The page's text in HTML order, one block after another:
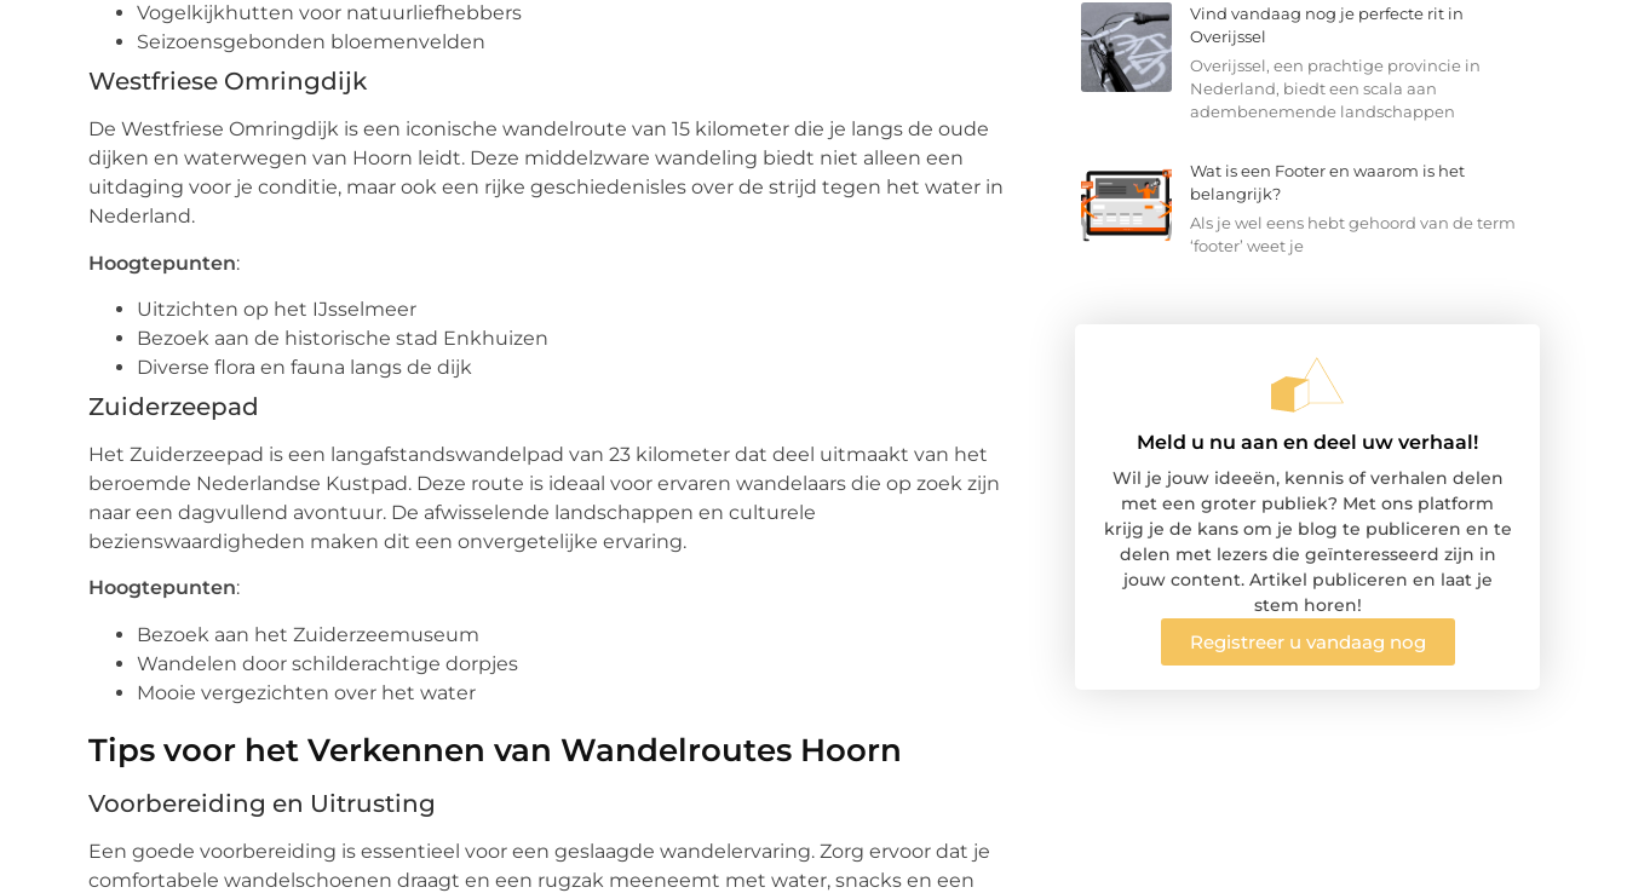
Vogelkijkhutten voor natuurliefhebbers
Seizoensgebonden bloemenvelden
Westfriese Omringdijk
De Westfriese Omringdijk is een iconische wandelroute van 15 kilometer die je langs de oude
dijken en waterwegen van Hoorn leidt. Deze middelzware wandeling biedt niet alleen een
uitdaging voor je conditie, maar ook een rijke geschiedenisles over de strijd tegen het water in
Nederland.
Hoogtepunten:
Uitzichten op het IJsselmeer
Bezoek aan de historische stad Enkhuizen
Diverse flora en fauna langs de dijk
Zuiderzeepad
Het Zuiderzeepad is een langafstandswandelpad van 23 kilometer dat deel uitmaakt van het
beroemde Nederlandse Kustpad. Deze route is ideaal voor ervaren wandelaars die op zoek zijn
naar een dagvullend avontuur. De afwisselende landschappen en culturele
bezienswaardigheden maken dit een onvergetelijke ervaring.
Hoogtepunten:
Bezoek aan het Zuiderzeemuseum
Wandelen door schilderachtige dorpjes
Mooie vergezichten over het water
Tips voor het Verkennen van Wandelroutes Hoorn
Voorbereiding en Uitrusting
Een goede voorbereiding is essentieel voor een geslaagde wandelervaring. Zorg ervoor dat je
comfortabele wandelschoenen draagt en een rugzak meeneemt met water, snacks en een
Vind vandaag nog je perfecte rit in
Overijssel
Overijssel, een prachtige provincie in
Nederland, biedt een scala aan
adembenemende landschappen
Wat is een Footer en waarom is het
belangrijk?
Als je wel eens hebt gehoord van de term
‘footer’ weet je
Meld u nu aan en deel uw verhaal!
Wil je jouw ideeën, kennis of verhalen delen
met een groter publiek? Met ons platform
krijg je de kans om je blog te publiceren en te
delen met lezers die geïnteresseerd zijn in
jouw content. Artikel publiceren en laat je
stem horen!
Registreer u vandaag nog